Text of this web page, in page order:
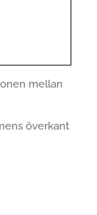
mellan
överkant